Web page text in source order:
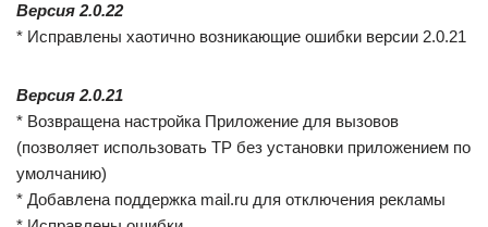
Версия 2.0.22
* Исправлены хаотично возникающие ошибки версии 2.0.21
Версия 2.0.21
* Возвращена настройка Приложение для вызовов
(позволяет использовать TP без установки приложением по
умолчанию)
* Добавлена поддержка mail.ru для отключения рекламы